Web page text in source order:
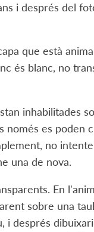
i després del
que està
és blanc, no
inhabilitades
només es poden
no
una de nova.
En
sobre una
i després